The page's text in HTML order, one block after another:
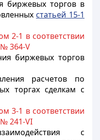
биржевых торгов в
статьей 15-1
2-1 в соответствии
№ 364-V
биржевых торгов
расчетов по
торгах сделкам с
3-1 в соответствии
№ 241-VI
с